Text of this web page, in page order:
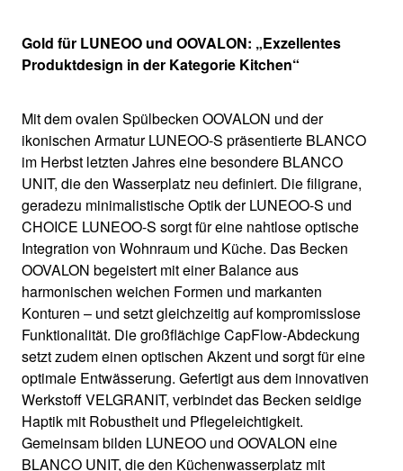
Gold für LUNEOO und OOVALON: „Exzellentes
Produktdesign in der Kategorie Kitchen“
Mit dem ovalen Spülbecken OOVALON und der
ikonischen Armatur LUNEOO-S präsentierte BLANCO
im Herbst letzten Jahres eine besondere BLANCO
UNIT, die den Wasserplatz neu definiert. Die filigrane,
geradezu minimalistische Optik der LUNEOO-S und
CHOICE LUNEOO-S sorgt für eine nahtlose optische
Integration von Wohnraum und Küche. Das Becken
OOVALON begeistert mit einer Balance aus
harmonischen weichen Formen und markanten
Konturen – und setzt gleichzeitig auf kompromisslose
Funktionalität. Die großflächige CapFlow-Abdeckung
setzt zudem einen optischen Akzent und sorgt für eine
optimale Entwässerung. Gefertigt aus dem innovativen
Werkstoff VELGRANIT, verbindet das Becken seidige
Haptik mit Robustheit und Pflegeleichtigkeit.
Gemeinsam bilden LUNEOO und OOVALON eine
BLANCO UNIT, die den Küchenwasserplatz mit